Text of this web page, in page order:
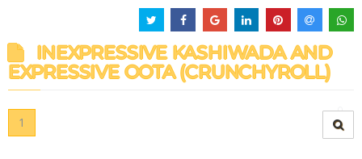
INEXPRESSIVE KASHIWADA AND
EXPRESSIVE OOTA (CRUNCHYROLL)
1